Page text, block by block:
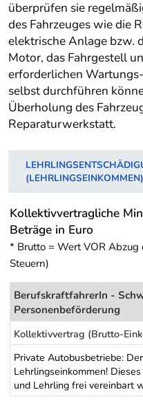
überprüfen sie
des Fahrzeuges wie die
elektrische Anlage bzw.
Motor, das Fahrgestell
erforderlichen
selbst durchführen
Überholung des
Reparaturwerkstatt.
(LEHRLINGSEINKOMMEN)
Kollektivvertragliche
Beträge in Euro
* Brutto = Wert VOR Abzug
Steuern)
BerufskraftfahrerIn -
Personenbeförderung
Kollektivvertrag (Brutto-
Private Autobusbetriebe:
Lehrlingseinkommen!
und Lehrling frei vereinbart